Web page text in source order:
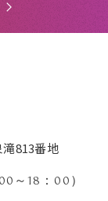
813番地
～18：00）